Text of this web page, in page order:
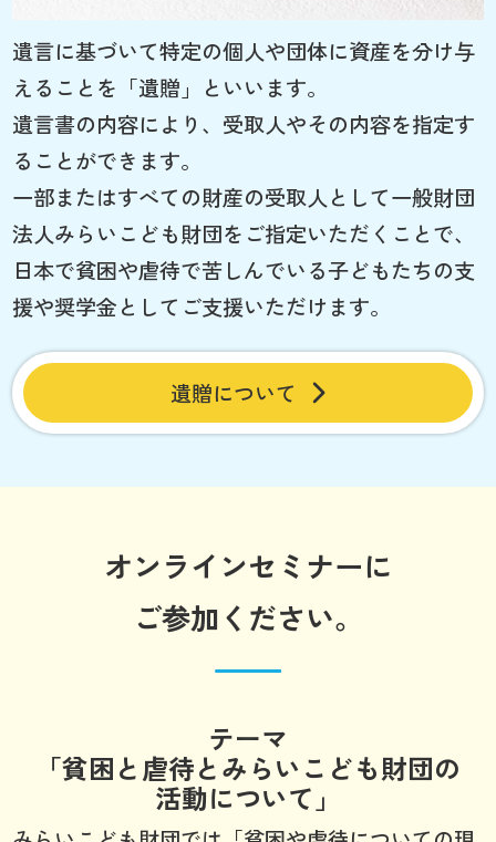
遺言に基づいて特定の個人や団体に資産を分け与
えることを「遺贈」といいます。
遺言書の内容により、受取人やその内容を指定す
ることができます。
一部またはすべての財産の受取人として一般財団
法人みらいこども財団をご指定いただくことで、
日本で貧困や虐待で苦しんでいる子どもたちの支
援や奨学金としてご支援いただけます。
遺贈について
オンラインセミナーに
ご参加ください。
テーマ
「貧困と虐待とみらいこども財団の
活動について」